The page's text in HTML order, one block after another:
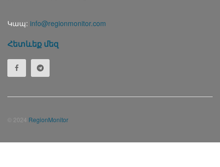
Կապ: info@regionmonitor.com
Հետևեք մեզ
© 2024 RegionMonitor